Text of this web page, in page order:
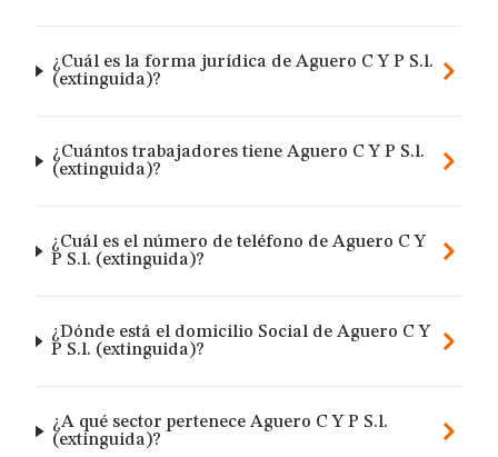
¿Cuál es la forma jurídica de Aguero C Y P S.l.
(extinguida)?
¿Cuántos trabajadores tiene Aguero C Y P S.l.
(extinguida)?
¿Cuál es el número de teléfono de Aguero C Y
P S.l. (extinguida)?
¿Dónde está el domicilio Social de Aguero C Y
P S.l. (extinguida)?
¿A qué sector pertenece Aguero C Y P S.l.
(extinguida)?